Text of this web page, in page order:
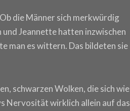
die Männer sich merkwürdig
Jeannette hatten inzwischen
man es wittern. Das bildeten sie
schwarzen Wolken, die sich wie
Nervosität wirklich allein auf das